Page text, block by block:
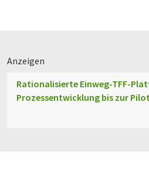
Anzeigen
Rationalisierte Einweg-TFF-
Prozessentwicklung bis zur